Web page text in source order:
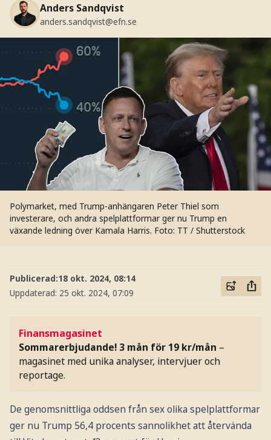
Anders Sandqvist
anders.sandqvist@efn.se
Polymarket, med Trump-anhängaren Peter Thiel som
investerare, och andra spelplattformar ger nu Trump en
växande ledning över Kamala Harris. Foto: TT / Shutterstock
Publicerad:18 okt. 2024, 08:14
Uppdaterad: 25 okt. 2024, 07:09
Finansmagasinet
Sommarerbjudande! 3 mån för 19 kr/mån –
magasinet med unika analyser, intervjuer och
reportage.
De genomsnittliga oddsen från sex olika spelplattformar
ger nu Trump 56,4 procents sannolikhet att återvända